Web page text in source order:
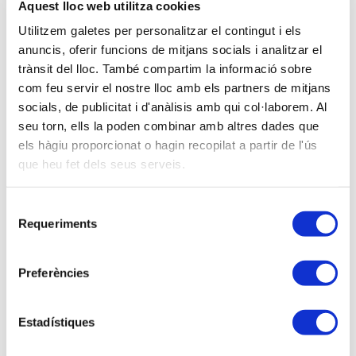
Aquest lloc web utilitza cookies
Utilitzem galetes per personalitzar el contingut i els
anuncis, oferir funcions de mitjans socials i analitzar el
trànsit del lloc. També compartim la informació sobre
com feu servir el nostre lloc amb els partners de mitjans
socials, de publicitat i d'anàlisis amb qui col·laborem. Al
seu torn, ells la poden combinar amb altres dades que
els hàgiu proporcionat o hagin recopilat a partir de l'ús
que heu fet dels seus serveis.
Requeriments
Preferències
Estadístiques
nova casella 76 del Model 303.
i)Cas especial per a contribuents acollits al règim
especial del
criteri de caixa
, o per als destinataris de
factures emeses per aquests contribuents. Casos
dels contribuents acollits. Règims especials (comerç
minorista, règim especial simplificat, agricultura,…).
j)Possibilitat de modificar la Base Imposable en les
3.Determinades qüestions sobre les
MARÇ)
Requisits generals del dret a la deducció de les
quotes suportades: